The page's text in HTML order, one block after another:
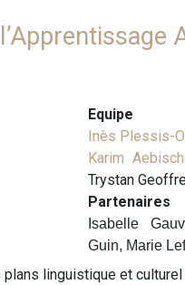
Equipe
Inès Plessis-
Karim
Trystan
Partenaires
Isabelle
Guin, Marie
linguistique et culturel